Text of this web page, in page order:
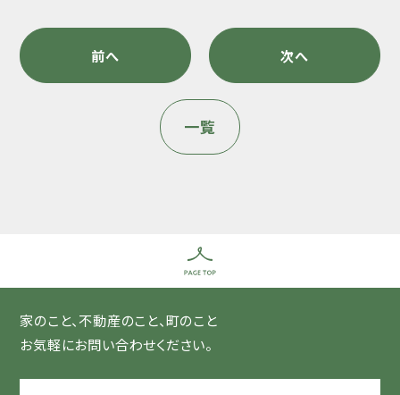
一覧
前へ 次へ
家のこと、不動産のこと、町のこと
お気軽にお問い合わせください。